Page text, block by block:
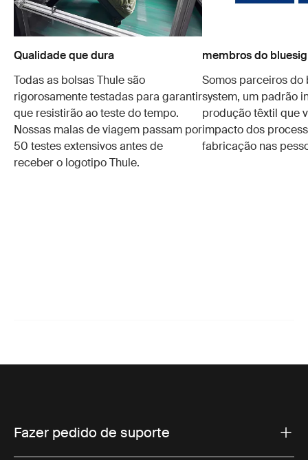
Qualidade que dura
Todas as bolsas Thule são
rigorosamente testadas para garantir
que resistirão ao teste do tempo.
Nossas malas de viagem passam por
50 testes extensivos antes de
receber o logotipo Thule.
membros do
Somos parceiros
system, um padrão
produção têxtil que
impacto dos
fabricação nas
Fazer pedido de suporte